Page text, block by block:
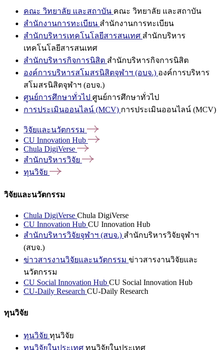
คณะ วิทยาลัย และสถาบัน คณะ วิทยาลัย และสถาบัน
สำนักงานการทะเบียน สำนักงานการทะเบียน
สำนักบริหารเทคโนโลยีสารสนเทศ สำนักบริหาร
เทคโนโลยีสารสนเทศ
สำนักบริหารกิจการนิสิต สำนักบริหารกิจการนิสิต
องค์การบริหารสโมสรนิสิตจุฬาฯ (อบจ.) องค์การบริหาร
สโมสรนิสิตจุฬาฯ (อบจ.)
ศูนย์การศึกษาทั่วไป ศูนย์การศึกษาทั่วไป
การประเมินออนไลน์ (MCV) การประเมินออนไลน์ (MCV)
วิจัยและนวัตกรรม
CU Innovation Hub
Chula DigiVerse
สำนักบริหารวิจัย
ทุนวิจัย
วิจัยและนวัตกรรม
Chula DigiVerse Chula DigiVerse
CU Innovation Hub CU Innovation Hub
สำนักบริหารวิจัยจุฬาฯ (สบจ.) สำนักบริหารวิจัยจุฬาฯ
(สบจ.)
ข่าวสารงานวิจัยและนวัตกรรม ข่าวสารงานวิจัยและ
นวัตกรรม
CU Social Innovation Hub CU Social Innovation Hub
CU-Daily Research CU-Daily Research
ทุนวิจัย
ทุนวิจัย ทุนวิจัย
ทุนวิจัยในประเทศ ทุนวิจัยในประเทศ